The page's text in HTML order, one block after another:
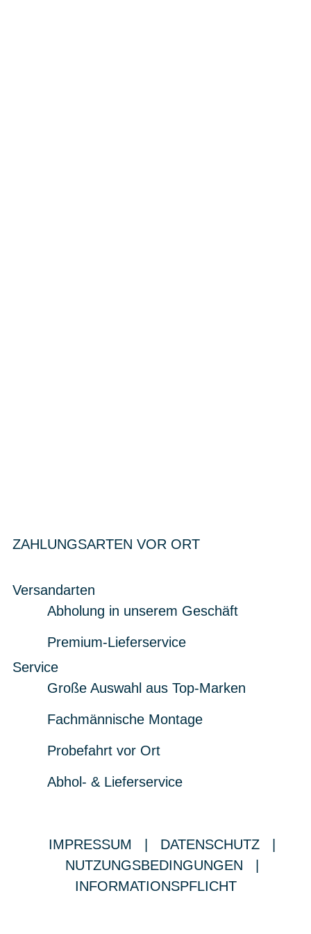
ZAHLUNGSARTEN VOR ORT
Versandarten
Abholung in unserem Geschäft
Premium-Lieferservice
Service
Große Auswahl aus Top-Marken
Fachmännische Montage
Probefahrt vor Ort
Abhol- & Lieferservice
IMPRESSUM DATENSCHUTZ
NUTZUNGSBEDINGUNGEN
INFORMATIONSPFLICHT